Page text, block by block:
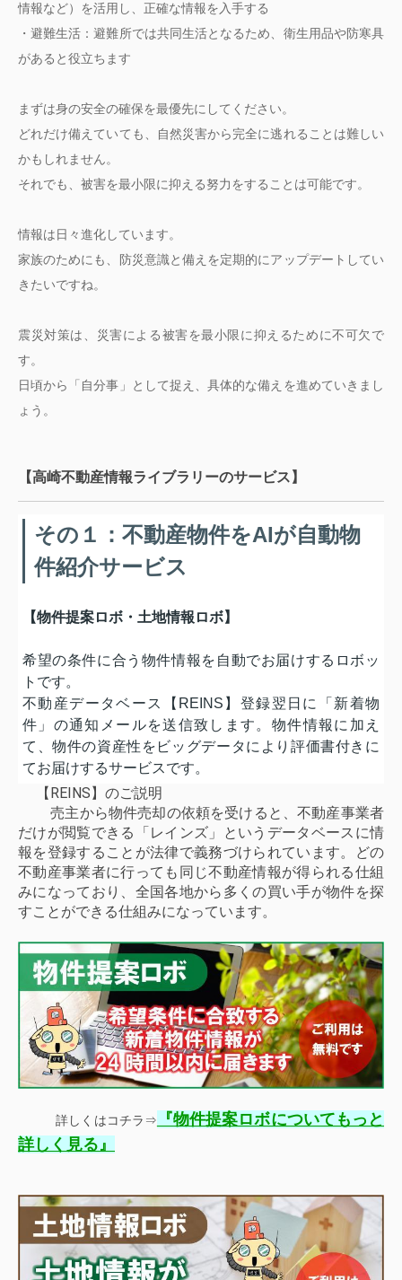
情報など）を活用し、正確な情報を入手する
・避難生活：避難所では共同生活となるため、衛生用品や防寒具
があると役立ちます
まずは身の安全の確保を最優先にしてください。
どれだけ備えていても、自然災害から完全に逃れることは難しい
かもしれません。
それでも、被害を最小限に抑える努力をすることは可能です。
情報は日々進化しています。
家族のためにも、防災意識と備えを定期的にアップデートしてい
きたいですね。
震災対策は、災害による被害を最小限に抑えるために不可欠で
す。
日頃から「自分事」として捉え、具体的な備えを進めていきまし
ょう。
【高崎不動産情報ライブラリーのサービス】
その１：不動産物件をAIが自動物
件紹介サービス
【物件提案ロボ・土地情報ロボ】
希望の条件に合う物件情報を自動でお届けするロボッ
トです。
不動産データベース【REINS】登録翌日に「新着物
件」の通知メールを送信致します。物件情報に加え
て、物件の資産性をビッグデータにより評価書付きに
てお届けするサービスです。
【REINS】のご説明
売主から物件売却の依頼を受けると、不動産事業者
だけが閲覧できる「レインズ」というデータベースに情
報を登録することが法律で義務づけられています。どの
不動産事業者に行っても同じ不動産情報が得られる仕組
みになっており、全国各地から多くの買い手が物件を探
すことができる仕組みになっています。
詳しくはコチラ⇒ 『物件提案ロボについてもっと
詳しく見る 』